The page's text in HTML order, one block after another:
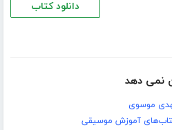
دانلود کتاب
نمی دهد
موسوی
آموزش موسیقی